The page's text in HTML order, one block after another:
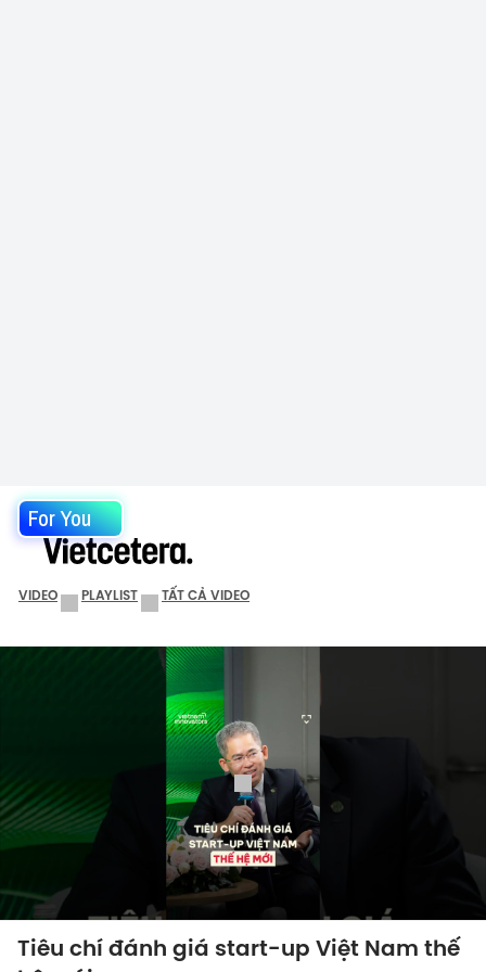
For You
VIDEO PLAYLIST TẤT CẢ VIDEO
Tiêu chí đánh giá start-up Việt Nam thế